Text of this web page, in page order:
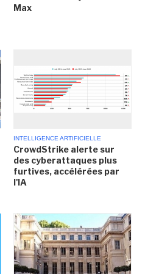
Max
INTELLIGENCE ARTIFICIELLE
CrowdStrike alerte sur
des cyberattaques plus
furtives, accélérées par
l'IA